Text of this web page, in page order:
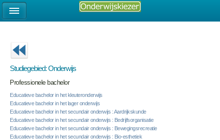
Studiegebied: Onderwijs
Professionele bachelor
Educatieve bachelor in het kleuteronderwijs
Educatieve bachelor in het lager onderwijs
Educatieve bachelor in het secundair onderwijs : Aardrijkskunde
Educatieve bachelor in het secundair onderwijs : Bedrijfsorganisatie
Educatieve bachelor in het secundair onderwijs : Bewegingsrecreatie
Educatieve bachelor in het secundair onderwijs : Bio-esthetiek